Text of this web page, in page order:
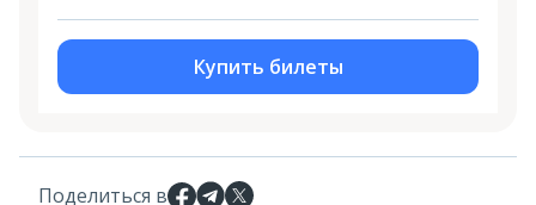
Купить билеты
Поделиться в